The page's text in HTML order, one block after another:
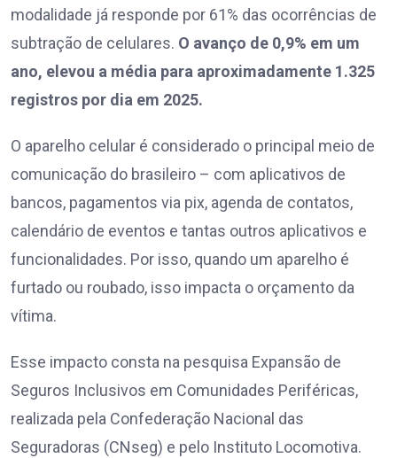
modalidade já responde por 61% das ocorrências de
subtração de celulares. O avanço de 0,9% em um
ano, elevou a média para aproximadamente 1.325
registros por dia em 2025.
O aparelho celular é considerado o principal meio de
comunicação do brasileiro – com aplicativos de
bancos, pagamentos via pix, agenda de contatos,
calendário de eventos e tantas outros aplicativos e
funcionalidades. Por isso, quando um aparelho é
furtado ou roubado, isso impacta o orçamento da
vítima.
Esse impacto consta na pesquisa Expansão de
Seguros Inclusivos em Comunidades Periféricas,
realizada pela Confederação Nacional das
Seguradoras (CNseg) e pelo Instituto Locomotiva.